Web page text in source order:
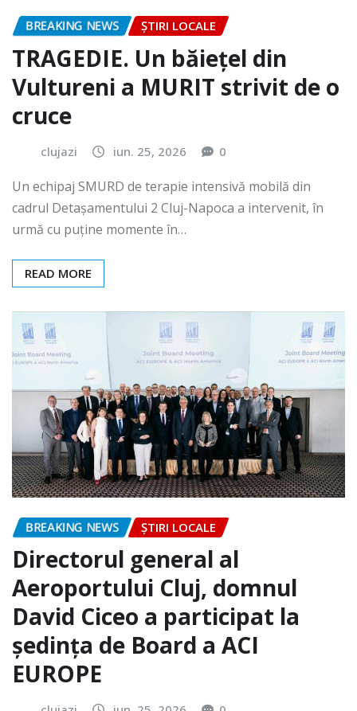
BREAKING NEWS ȘTIRI LOCALE
TRAGEDIE. Un băiețel din
Vultureni a MURIT strivit de o
cruce
clujazi iun. 25, 2026 0
Un echipaj SMURD de terapie intensivă mobilă din
cadrul Detașamentului 2 Cluj-Napoca a intervenit, în
urmă cu puține momente în…
READ MORE
BREAKING NEWS ȘTIRI LOCALE
Directorul general al
Aeroportului Cluj, domnul
David Ciceo a participat la
ședința de Board a ACI
EUROPE